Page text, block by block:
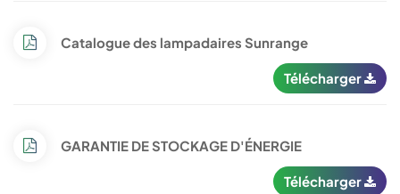
Catalogue des lampadaires Sunrange
Télécharger
GARANTIE DE STOCKAGE D'ÉNERGIE
Télécharger